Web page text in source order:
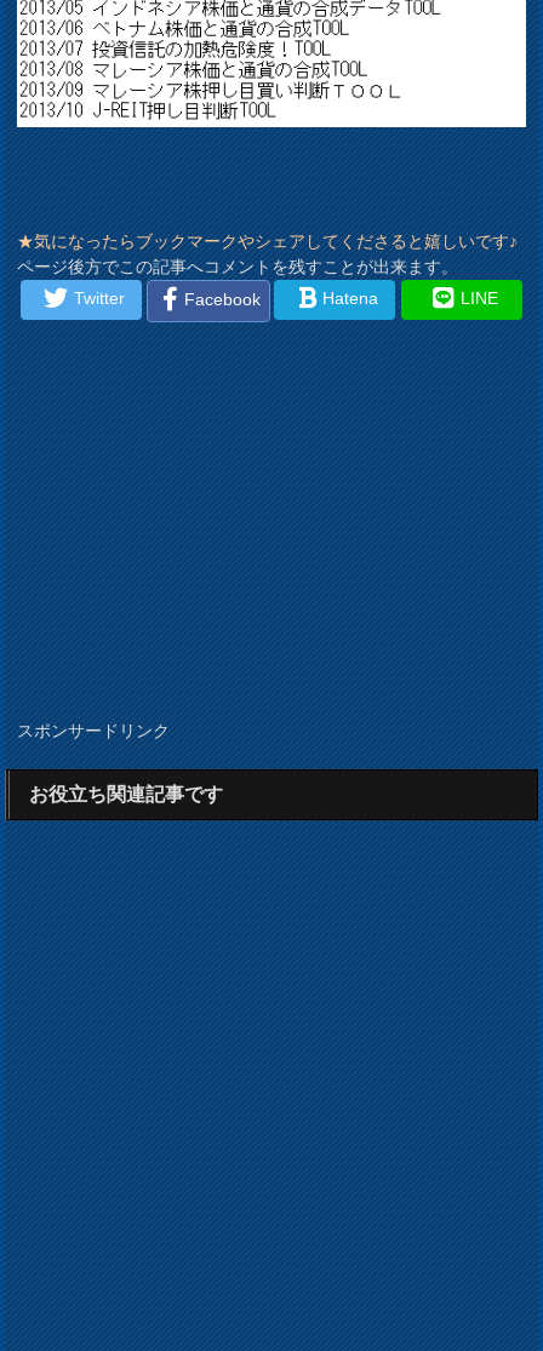
★気になったらブックマークやシェアしてくださると嬉しいです♪
ページ後方でこの記事へコメントを残すことが出来ます。
Twitter
Facebook Hatena LINE
スポンサードリンク
お役立ち関連記事です